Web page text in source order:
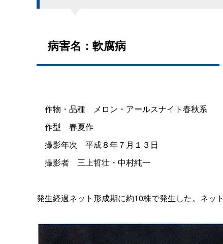
病害名：軟腐病
作物・品種 メロン・アールスナイト春秋系
作型 春夏作
撮影年次 平成８年７月１３日
撮影者 三上哲壮・中村純一
発生経過ネット形成期に約10株で発生した。ネッ